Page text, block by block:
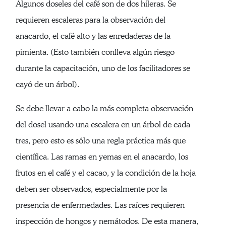
Algunos doseles del café son de dos hileras. Se
requieren escaleras para la observación del
anacardo, el café alto y las enredaderas de la
pimienta. (Esto también conlleva algún riesgo
durante la capacitación, uno de los facilitadores se
cayó de un árbol).
Se debe llevar a cabo la más completa observación
del dosel usando una escalera en un árbol de cada
tres, pero esto es sólo una regla práctica más que
científica. Las ramas en yemas en el anacardo, los
frutos en el café y el cacao, y la condición de la hoja
deben ser observados, especialmente por la
presencia de enfermedades. Las raíces requieren
inspección de hongos y nemátodos. De esta manera,